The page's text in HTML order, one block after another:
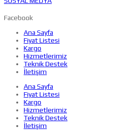
Facebook
Ana Sayfa
Fiyat Listesi
Kargo
Hizmetlerimiz
Teknik Destek
İletişim
Ana Sayfa
Fiyat Listesi
Kargo
Hizmetlerimiz
Teknik Destek
İletişim